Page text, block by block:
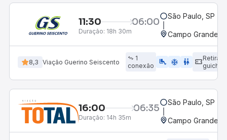
11:30 06:00
Duração: 18h 30m
São Paulo, SP -
Campo Grande,
8,3 Viação Guerino Seiscento
1
conexão
airline_seat_legroom_extra ac_unit wc
Retirada
guichê
16:00 06:35
Duração: 14h 35m
São Paulo, SP -
Campo Grande,